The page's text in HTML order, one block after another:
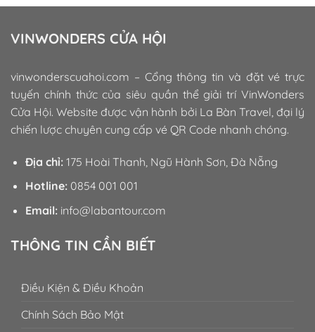
VINWONDERS CỬA HỘI
vinwonderscuahoi.com – Cổng thông tin và đặt vé trực
tuyến chính thức của siêu quần thể giải trí VinWonders
Cửa Hội. Website được vận hành bởi La Bàn Travel, đại lý
chiến lược chuyên cung cấp vé QR Code nhanh chóng.
Địa chỉ:175 Hoài Thanh, Ngũ Hành Sơn, Đà Nẵng
Hotline: 0854 001 001
Email:info@labantour.com
THÔNG TIN CẦN BIẾT
Điều Kiện & Điều Khoản
Chính Sách Bảo Mật